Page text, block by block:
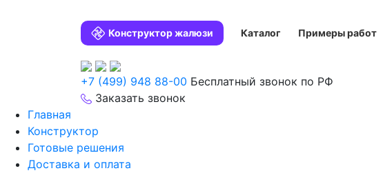
Конструктор жалюзи Каталог Примеры работ
+7 (499) 948 88-00 Бесплатный звонок по РФ
Заказать звонок
Главная
Конструктор
Готовые решения
Доставка и оплата